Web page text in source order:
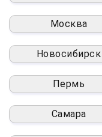
Москва
Новосибирск
Пермь
Самара